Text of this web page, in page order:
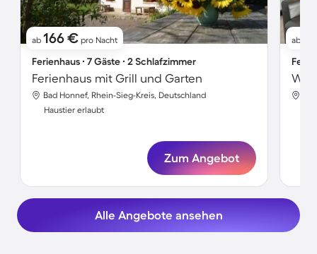
ab 166 € pro Nacht
Ferienhaus ∙ 7 Gäste ∙ 2 Schlafzimmer
Ferienhaus mit Grill und Garten
Bad Honnef, Rhein-Sieg-Kreis, Deutschland
Haustier erlaubt
Zum Angebot
ab
Alle Angebote ansehen